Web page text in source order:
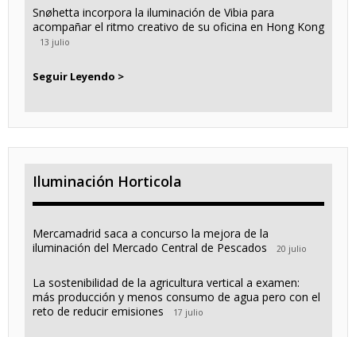
Snøhetta incorpora la iluminación de Vibia para
acompañar el ritmo creativo de su oficina en Hong Kong
13 julio
Seguir Leyendo >
Iluminación Horticola
Mercamadrid saca a concurso la mejora de la
iluminación del Mercado Central de Pescados
20 julio
La sostenibilidad de la agricultura vertical a examen:
más producción y menos consumo de agua pero con el
reto de reducir emisiones
17 julio